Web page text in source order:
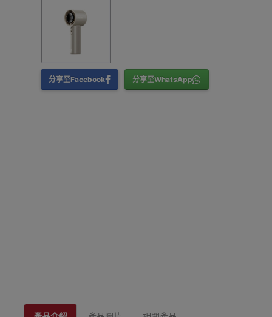
分享至Facebook 分享至WhatsApp